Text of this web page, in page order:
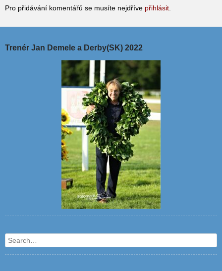
Pro přidávání komentářů se musíte nejdříve přihlásit.
Trenér Jan Demele a Derby(SK) 2022
Search